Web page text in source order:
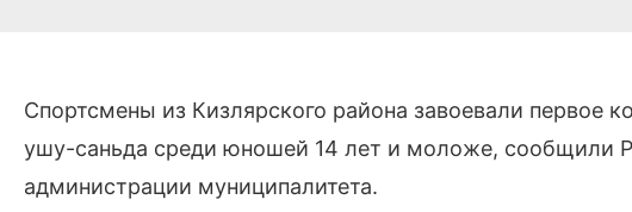
Спортсмены из Кизлярского района завоевали первое
ушу-саньда среди юношей 14 лет и моложе, сообщили
администрации муниципалитета.